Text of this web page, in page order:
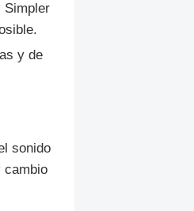
Simpler
y de
sonido
cambio